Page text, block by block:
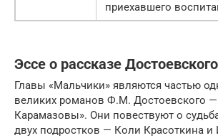
приехавшего
Эссе о рассказе Достоевского
Главы «Мальчики» являются частью
великих романов Ф.М. Достоевского —
Карамазовы». Они повествуют о
двух подростков — Коли Красоткина